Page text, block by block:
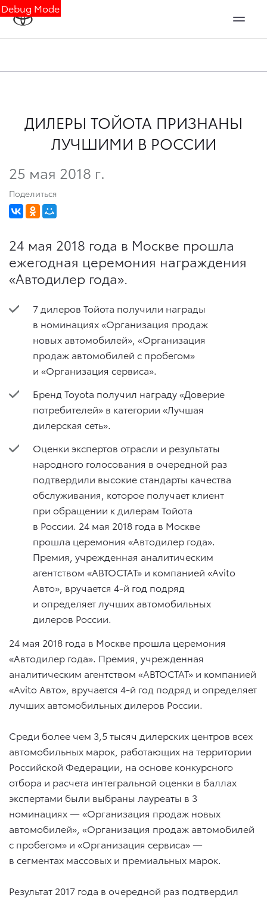
Debug Mode
ДИЛЕРЫ ТОЙОТА ПРИЗНАНЫ
ЛУЧШИМИ В РОССИИ
25 мая 2018 г.
Поделиться
24 мая 2018 года в Москве прошла
ежегодная церемония награждения
«Автодилер года».
7 дилеров Тойота получили награды
в номинациях «Организация продаж
новых автомобилей», «Организация
продаж автомобилей с пробегом»
и «Организация сервиса».
Бренд Toyota получил награду «Доверие
потребителей» в категории «Лучшая
дилерская сеть».
Оценки экспертов отрасли и результаты
народного голосования в очередной раз
подтвердили высокие стандарты качества
обслуживания, которое получает клиент
при обращении к дилерам Тойота
в России. 24 мая 2018 года в Москве
прошла церемония «Автодилер года».
Премия, учрежденная аналитическим
агентством «АВТОСТАТ» и компанией «Avito
Авто», вручается 4-й год подряд
и определяет лучших автомобильных
дилеров России.
24 мая 2018 года в Москве прошла церемония
«Автодилер года». Премия, учрежденная
аналитическим агентством «АВТОСТАТ» и компанией
«Avito Авто», вручается 4-й год подряд и определяет
лучших автомобильных дилеров России.
Среди более чем 3,5 тысяч дилерских центров всех
автомобильных марок, работающих на территории
Российской Федерации, на основе конкурсного
отбора и расчета интегральной оценки в баллах
экспертами были выбраны лауреаты в 3
номинациях — «Организация продаж новых
автомобилей», «Организация продаж автомобилей
с пробегом» и «Организация сервиса» —
в сегментах массовых и премиальных марок.
Результат 2017 года в очередной раз подтвердил